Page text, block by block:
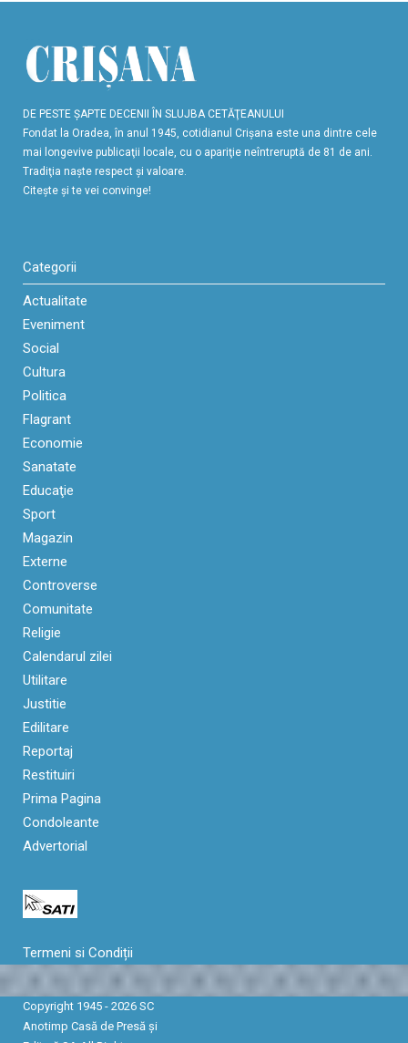
DE PESTE ŞAPTE DECENII ÎN SLUJBA CETĂŢEANULUI
Fondat la Oradea, în anul 1945, cotidianul Crişana este una dintre cele
mai longevive publicaţii locale, cu o apariţie neîntreruptă de 81 de ani.
Tradiţia naşte respect şi valoare.
Citeşte şi te vei convinge!
Categorii
Actualitate
Eveniment
Social
Cultura
Politica
Flagrant
Economie
Sanatate
Educaţie
Sport
Magazin
Externe
Controverse
Comunitate
Religie
Calendarul zilei
Utilitare
Justitie
Edilitare
Reportaj
Restituiri
Prima Pagina
Condoleante
Advertorial
Termeni si Condiții
Copyright 1945 - 2026 SC
Anotimp Casă de Presă şi